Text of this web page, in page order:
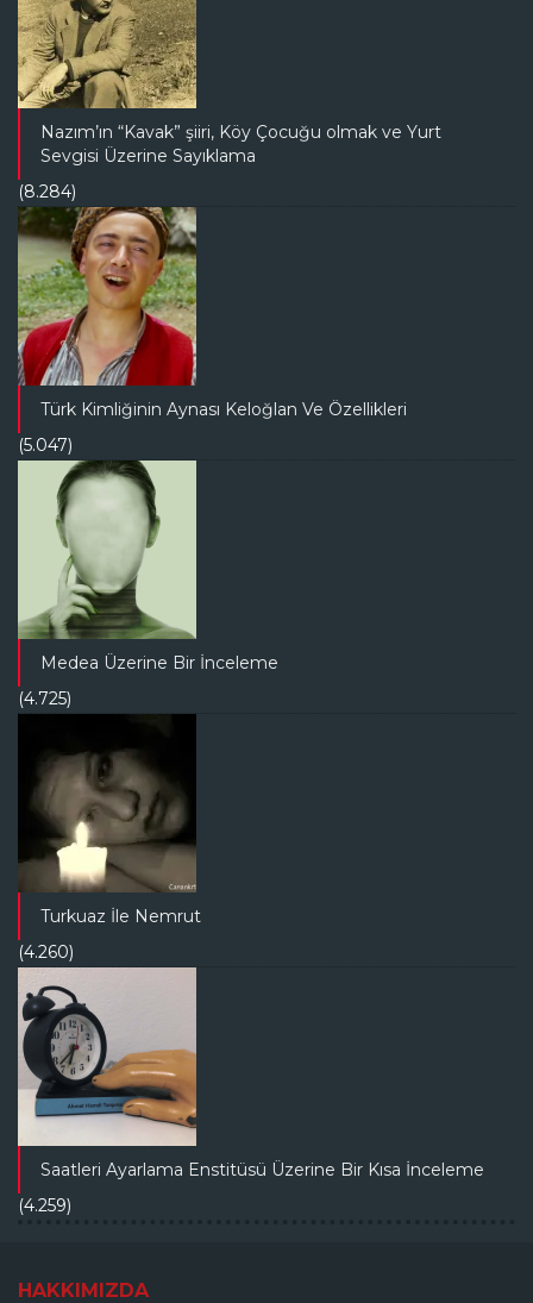
Nazım’ın “Kavak” şiiri, Köy Çocuğu olmak ve Yurt
Sevgisi Üzerine Sayıklama
(8.284)
Türk Kimliğinin Aynası Keloğlan Ve Özellikleri
(5.047)
Medea Üzerine Bir İnceleme
(4.725)
Turkuaz İle Nemrut
(4.260)
Saatleri Ayarlama Enstitüsü Üzerine Bir Kısa İnceleme
(4.259)
HAKKIMIZDA